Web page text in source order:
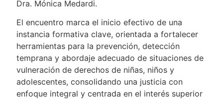
Dra. Mónica Medardi.
El encuentro marca el inicio efectivo de una
instancia formativa clave, orientada a fortalecer
herramientas para la prevención, detección
temprana y abordaje adecuado de situaciones de
vulneración de derechos de niñas, niños y
adolescentes, consolidando una justicia con
enfoque integral y centrada en el interés superior